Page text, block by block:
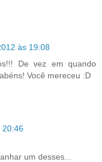
às 19:08
De vez em quando
Você mereceu :D
20:46
um desses...